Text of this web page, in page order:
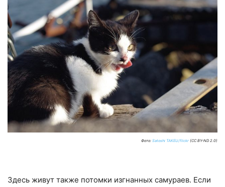
Фото: Satoshi TAKEU/flickr (CC BY-ND 2.0)
Здесь живут также потомки изгнанных самураев. Если